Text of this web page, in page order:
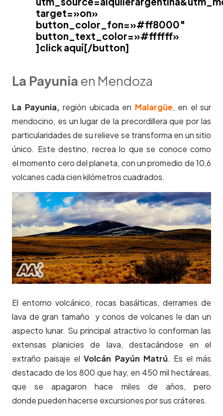
target=»on»
button_color_fon=»#ff8000″
button_text_color=»#ffffff»
]click aquí[/button]
La Payuniaen Mendoza
La Payunia, región ubicada en Malargüe, en el sur
mendocino, es un lugar de la precordillera que por las
particularidades de su relieve se transforma en un sitio
único. Este destino, recrea lo que se conoce como
el momento cero del planeta, con un promedio de 10,6
volcanes cada cien kilómetros cuadrados.
El entorno volcánico, rocas basálticas, derrames de
lava de gran tamaño y conos de volcanes le dan un
aspecto lunar. Su principal atractivo lo conforman las
extensas planicies de lava, destacándose en el
extraño paisaje elVolcán Payún Matrú. Es el más
destacado de los 800 que hay, en 450 mil hectáreas,
que se apagaron hace miles de años, pero
donde pueden hacerse excursiones por sus cráteres.